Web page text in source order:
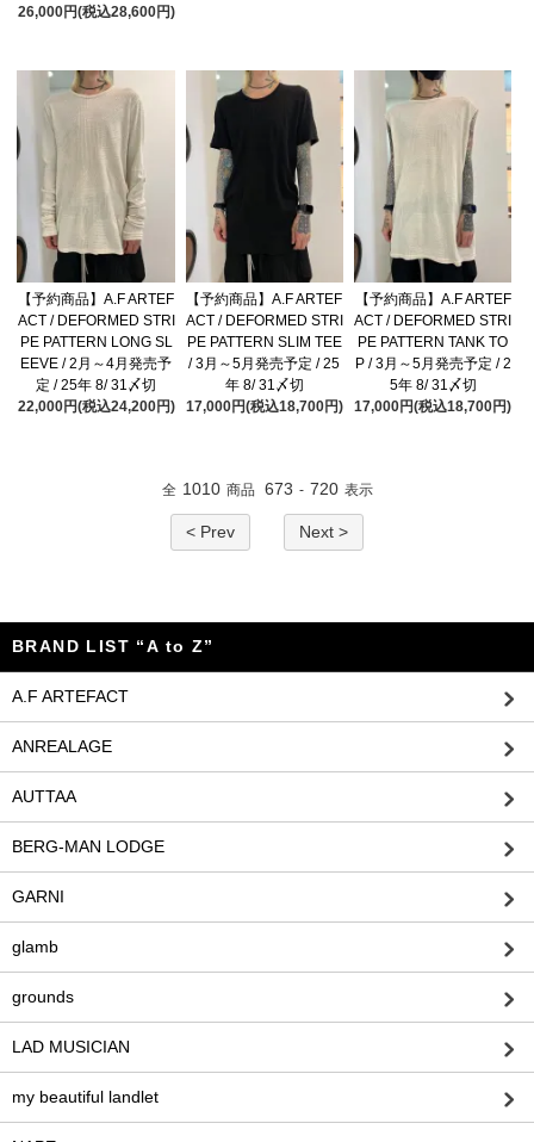
26,000円(税込28,600円)
【予約商品】A.F ARTEF
ACT / DEFORMED STRI
PE PATTERN LONG SL
EEVE / 2月～4月発売予
定 / 25年 8/ 31〆切
22,000円(税込24,200円)
【予約商品】A.F ARTEF
ACT / DEFORMED STRI
PE PATTERN SLIM TEE
/ 3月～5月発売予定 / 25
年 8/ 31〆切
17,000円(税込18,700円)
【予約商品】A.F ARTEF
ACT / DEFORMED STRI
PE PATTERN TANK TO
P / 3月～5月発売予定 / 2
5年 8/ 31〆切
17,000円(税込18,700円)
全 1010 商品 673 - 720 表示
< Prev Next >
BRAND LIST “A to Z”
A.F ARTEFACT
ANREALAGE
AUTTAA
BERG-MAN LODGE
GARNI
glamb
grounds
LAD MUSICIAN
my beautiful landlet